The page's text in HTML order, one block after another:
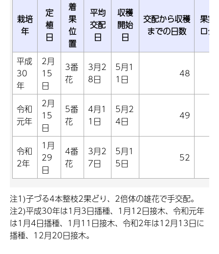
栽培
年
定
植
日
着
果
位
置
平均
交配
日
収穫
開始
日
交配から収穫
までの日数
果実
ログ
平成
30
年
2月
15
日
3番
花
3月2
8日
5月1
1日
48
令和
元年
2月
15
日
5番
花
4月1
1日
5月2
4日
49
令和
2年
1月
29
日
4番
花
3月2
7日
5月1
5日
52
注1)子づる4本整枝2果どり、2倍体の雄花で手交配。
注2)平成30年は1月3日播種、1月12日接木、令和元年
は1月4日播種、1月11日接木、令和2年は12月13日に
播種、12月20日接木。